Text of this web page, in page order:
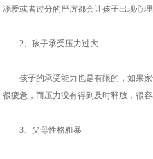
溺爱或者过分的严厉都会让孩子出现心理
2、孩子承受压力过大
孩子的承受能力也是有限的，如果家
很疲惫，而压力没有得到及时释放，很容
3、父母性格粗暴